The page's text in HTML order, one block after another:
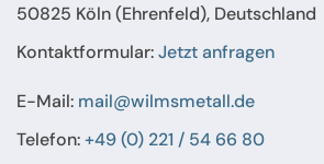
50825 Köln (Ehrenfeld), Deutschland
Kontaktformular:Jetzt anfragen
E-Mail: mail@wilmsmetall.de
Telefon:+49 (0) 221 / 54 66 80